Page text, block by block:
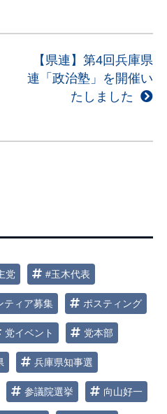
【県連】第4回兵庫県
連「政治塾」を開催い
たしました
党 #玉木代表
ティア募集 ポスティング
党イベント 党本部
兵庫県知事選
参議院選挙 向山好一